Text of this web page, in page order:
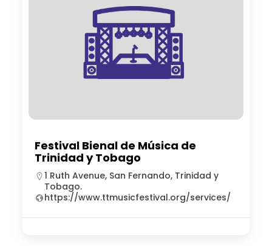
Festival Bienal de Música de
Trinidad y Tobago
1 Ruth Avenue, San Fernando, Trinidad y
Tobago.
https://www.ttmusicfestival.org/services/